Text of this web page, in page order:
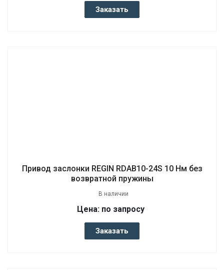
Заказать
Привод заслонки REGIN RDAB10-24S 10 Нм без
возвратной пружины
В наличии
Цена: по запросу
Заказать